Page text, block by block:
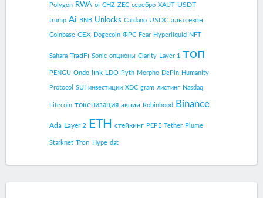
Polygon RWA oi CHZ ZEC серебро XAUT USDT
trump Ai BNB Unlocks Cardano USDC альтсезон
Coinbase CEX Dogecoin ФРС Fear Hyperliquid NFT
Sahara TradFi Sonic опционы Clarity Layer 1 топ
PENGU Ondo link LDO Pyth Morpho DePin Humanity
Protocol SUI инвестиции XDC gram листинг Nasdaq
Litecoin токенизация акции Robinhood Binance
Ada Layer 2 ETH стейкинг PEPE Tether Plume
Starknet Tron Hype dat